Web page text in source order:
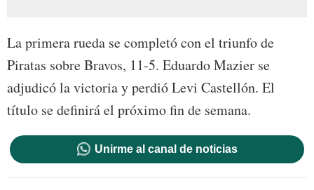
La primera rueda se completó con el triunfo de
Piratas sobre Bravos, 11-5. Eduardo Mazier se
adjudicó la victoria y perdió Levi Castellón. El
título se definirá el próximo fin de semana.
Unirme al canal de noticias